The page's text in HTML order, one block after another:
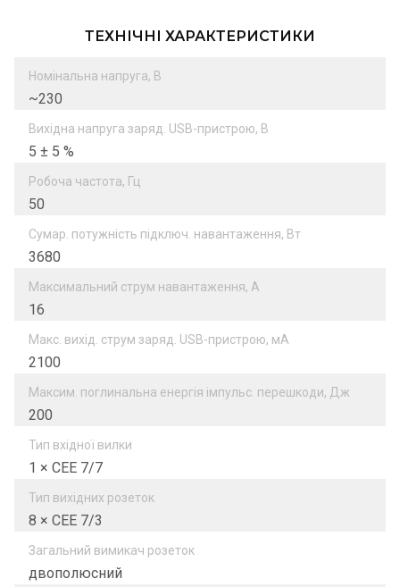
ТЕХНІЧНІ ХАРАКТЕРИСТИКИ
Номінальна напруга, В
~230
Вихідна напруга заряд. USB-пристрою, В
5 ± 5 %
Робоча частота, Гц
50
Сумар. потужність підключ. навантаження, Вт
3680
Максимальний струм навантаження, А
16
Макс. вихід. струм заряд. USB-пристрою, мА
2100
Максим. поглинальна енергія імпульс. перешкоди, Дж
200
Тип вхідної вилки
1 × CEE 7/7
Тип вихідних розеток
8 × CEE 7/3
Загальний вимикач розеток
двополюсний